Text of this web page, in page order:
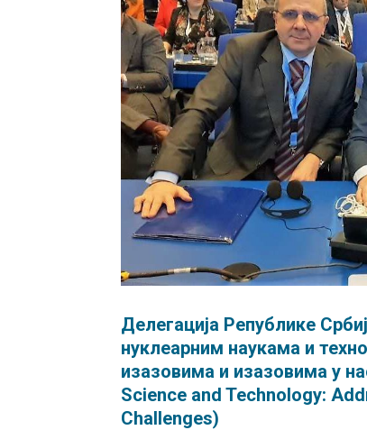
Делегација Републике
нуклеарним наукама и
изазовима и изазовима у
Science and Technology:
Challenges)